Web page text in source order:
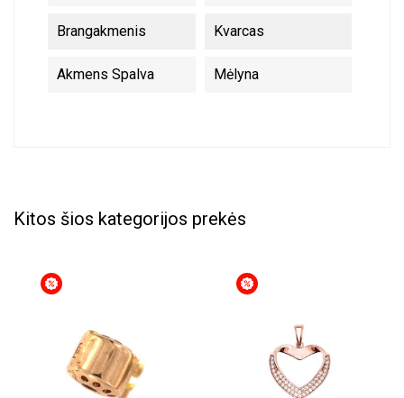
Brangakmenis Kvarcas
Akmens Spalva Mėlyna
Kitos šios kategorijos prekės